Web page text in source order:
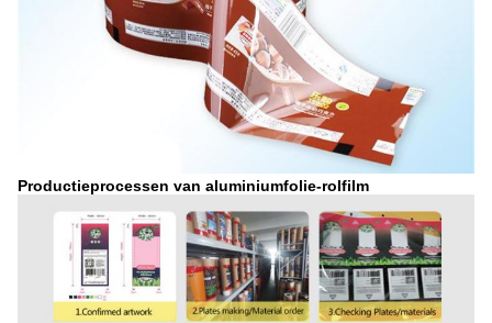
Productieprocessen van aluminiumfolie-rolfilm